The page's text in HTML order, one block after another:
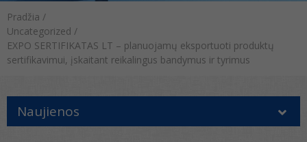
Pradžia /
Uncategorized /
EXPO SERTIFIKATAS LT – planuojamų eksportuoti produktų
sertifikavimui, įskaitant reikalingus bandymus ir tyrimus
Naujienos